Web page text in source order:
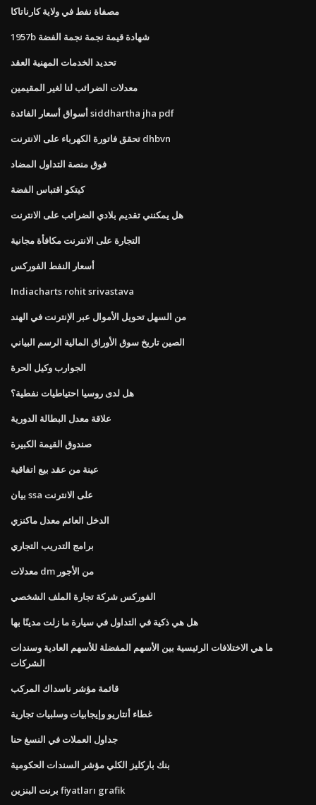
مصفاة نفط في ولاية كارناتاكا
1957b شهادة قيمة نجمة نجمة الفضة
تحديد الخدمات المهنية العقد
معدلات الضرائب لنا لغير المقيمين
أسواق أسعار الفائدة siddhartha jha pdf
تحقق فاتورة الكهرباء على الانترنت dhbvn
فوق منصة التداول المضاد
كيتكو اقتباس الفضة
هل يمكنني تقديم بلادي الضرائب على الانترنت
التجارة على الانترنت مكافأة مجانية
أسعار النفط الفوركس
Indiacharts rohit srivastava
من السهل تحويل الأموال عبر الإنترنت في الهند
الصين تاريخ سوق الأوراق المالية الرسم البياني
الجوارب وكيل الحرة
هل لدى روسيا احتياطيات نفطية؟
علاقة معدل البطالة الدورية
صندوق القيمة الكبيرة
عينة من عقد بيع اتفاقية
بيان ssa على الانترنت
الدخل العائم معدل ماكنزي
برامج التدريب التجاري
معدلات dm من الأجور
الفوركس شركة تجارة الملف الشخصي
هل هي ذكية في التداول في سيارة ما زلت مدينًا بها
ما هي الاختلافات الرئيسية بين الأسهم المفضلة للأسهم العادية وسندات
الشركات
قائمة مؤشر ناسداك المركب
غطاء أنتاريو وإيجابيات وسلبيات تجارية
جداول العملات في النسغ حنا
بنك باركليز الكلي مؤشر السندات الحكومية
برنت البنزين fiyatları grafik